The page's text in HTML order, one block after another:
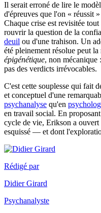
Il serait erroné de lire le
d'épreuves que l'on « réussit
Chaque crise est revisitée
rouvrir la question de la
deuil ou d'une trahison. Un
été pleinement résolue peut
épigénétique, non mécanique
pas des verdicts irrévocables.
C'est cette souplesse qui fait
et conceptuel d'une
psychanalyse qu'en
en travail social. En
cycle de vie, Erikson a ouvert
esquissé — et dont
Rédigé par
Didier Girard
Psychanalyste